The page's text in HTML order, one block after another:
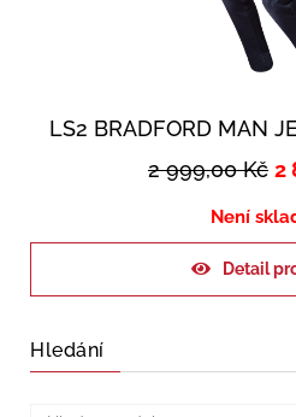
LS2 BRADFORD MAN
2 999,00Kč 2
Není
Detail
Hledání